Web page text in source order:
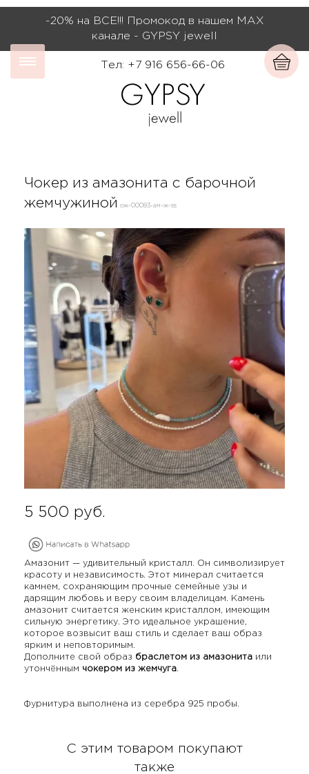
-20% на ВСЕ!!! Промокод в нашем МАХ
канале - GYPSY jewell
Тел: +7 916 656-66-06
Чокер из амазонита с барочной
жемчужиной
ож-00083-ам-ж-ss
5 500 руб.
Амазонит — удивительный кристалл. Он символизирует
красоту и независимость. Этот минерал считается
камнем, сохраняющим прочные семейные узы и
дарящим любовь и веру своим владелицам. Камень
амазонит считается женским кристаллом, имеющим
сильную энергетику. Это идеальное украшение,
которое возвысит ваш стиль и сделает ваш образ
ярким и неповторимым.
Дополните свой образ браслетом из амазонита или
утончённым чокером из жемчуга.
Фурнитура выполнена из серебра 925 пробы.
С этим товаром покупают
также